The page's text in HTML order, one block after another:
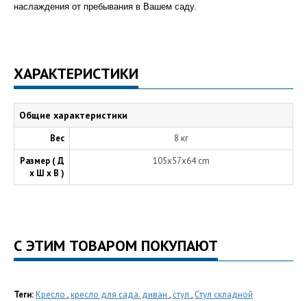
наслаждения от пребывания в Вашем саду.
ХАРАКТЕРИСТИКИ
Общие характеристики
Вес
8 кг
Размер ( Д
х Ш х В )
105x57x64 cm
С ЭТИМ ТОВАРОМ ПОКУПАЮТ
Теги:Кресло ,кресло для сада. диван , стул , Стул складной